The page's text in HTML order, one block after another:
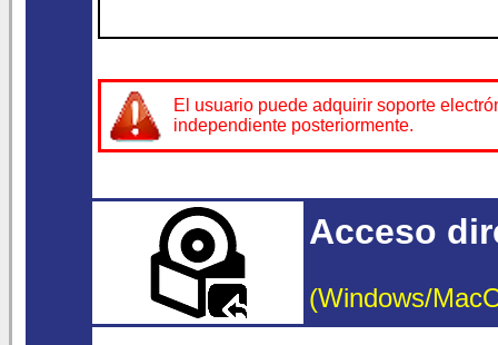
El usuario puede adquirir soporte
independiente posteriormente.
Acceso
(Windows/